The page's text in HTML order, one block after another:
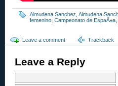
Almudena Sanchez Almudena
femenino Campeonato de EspaÃ±a
Leave a comment Trackback
Leave a Reply